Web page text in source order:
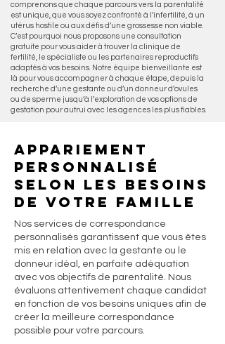
comprenons que chaque parcours vers la parentalité
est unique, que vous soyez confronté à l’infertilité, à un
utérus hostile ou aux défis d’une grossesse non viable.
C’est pourquoi nous proposons une consultation
gratuite pour vous aider à trouver la clinique de
fertilité, le spécialiste ou les partenaires reproductifs
adaptés à vos besoins. Notre équipe bienveillante est
là pour vous accompagner à chaque étape, depuis la
recherche d’une gestante ou d’un donneur d’ovules
ou de sperme jusqu’à l’exploration de vos options de
gestation pour autrui avec les agences les plus fiables.
Appariement
personnalisé
selon les besoins
de votre famille
Nos services de correspondance
personnalisés garantissent que vous êtes
mis en relation avec la gestante ou le
donneur idéal, en parfaite adéquation
avec vos objectifs de parentalité. Nous
évaluons attentivement chaque candidat
en fonction de vos besoins uniques afin de
créer la meilleure correspondance
possible pour votre parcours.